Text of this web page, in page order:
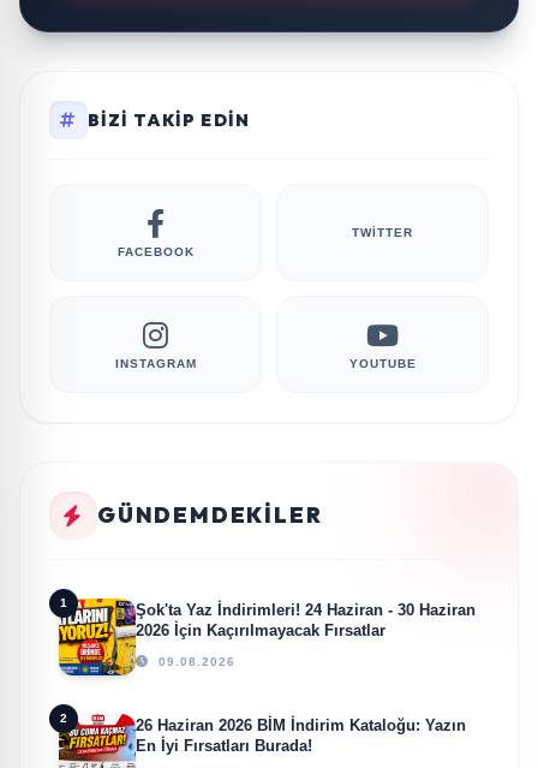
BIZI TAKIP EDIN
FACEBOOK
TWITTER
INSTAGRAM YOUTUBE
GÜNDEMDEKILER
1
Şok'ta Yaz İndirimleri! 24 Haziran - 30 Haziran
2026 İçin Kaçırılmayacak Fırsatlar
09.08.2026
2
26 Haziran 2026 BİM İndirim Kataloğu: Yazın
En İyi Fırsatları Burada!